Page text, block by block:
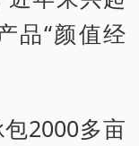
品“颜值经
2000多亩